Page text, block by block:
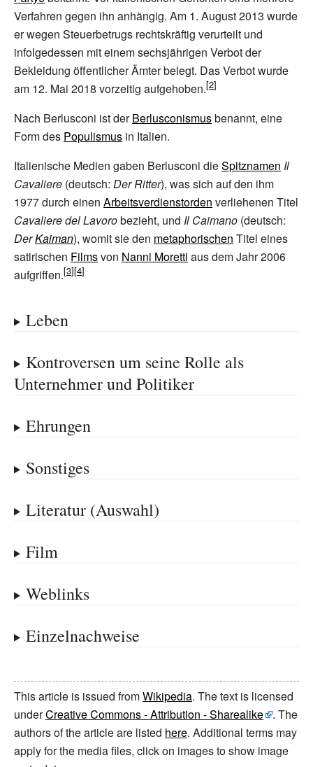
Verfahren gegen ihn anhängig. Am 1. August 2013 wurde
er wegen Steuerbetrugs rechtskräftig verurteilt und
infolgedessen mit einem sechsjährigen Verbot der
Bekleidung öffentlicher Ämter belegt. Das Verbot wurde
am 12. Mai 2018 vorzeitig aufgehoben.
Nach Berlusconi ist derBerlusconismusbenannt, eine
Form des Populismus in Italien.
Italienische Medien gaben Berlusconi dieSpitznamen Il
Cavaliere (deutsch: Der Ritter), was sich auf den ihm
1977 durch einen Arbeitsverdienstorden verliehenen Titel
Cavaliere del Lavorobezieht, und Il Caimano (deutsch:
DerKaiman), womit sie den metaphorischen Titel eines
satirischen Filmsvon Nanni Moretti aus dem Jahr 2006
aufgriffen.
Leben
Kontroversen um seine Rolle als
Unternehmer und Politiker
Ehrungen
Sonstiges
Literatur (Auswahl)
Film
Weblinks
Einzelnachweise
This article is issued fromWikipedia. The text is licensed
underCreative Commons - Attribution - Sharealike
. The
authors of the article are listed here. Additional terms may
apply for the media files, click on images to show image